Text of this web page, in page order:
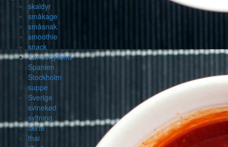
skaldyr
småkage
småsnak
smoothie
snack
Sønderjylland
Spanien
Stockholm
suppe
Sverige
svinekød
syltning
tærte
thai